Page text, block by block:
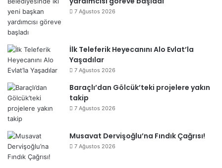
7 Ağustos 2026
İlk Teleferik Heyecanını Alo Evlat’la
Yaşadılar
7 Ağustos 2026
Baraçlı’dan Gölcük’teki projelere yakın
takip
7 Ağustos 2026
Musavat Dervişoğlu’na Fındık Çağrısı!
7 Ağustos 2026